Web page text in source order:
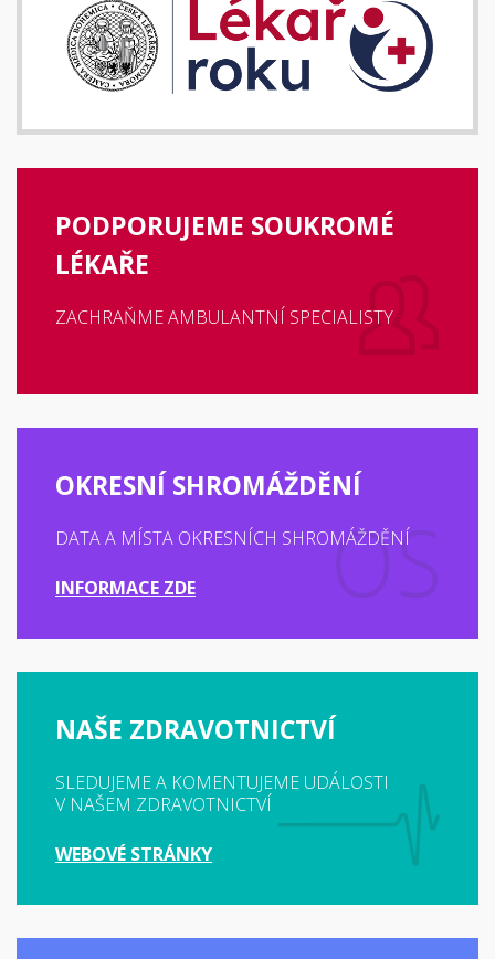
PODPORUJEME SOUKROMÉ
LÉKAŘE
ZACHRAŇME AMBULANTNÍ SPECIALISTY
OKRESNÍ SHROMÁŽDĚNÍ
DATA A MÍSTA OKRESNÍCH SHROMÁŽDĚNÍ
INFORMACE ZDE
NAŠE ZDRAVOTNICTVÍ
SLEDUJEME A KOMENTUJEME UDÁLOSTI
V NAŠEM ZDRAVOTNICTVÍ
WEBOVÉ STRÁNKY